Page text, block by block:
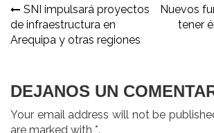
Navegación
de
SNI impulsará proyectos
de infraestructura en
Arequipa y otras regiones
Nuevos
tener
DEJANOS UN
Your email address will not be
are marked with *.